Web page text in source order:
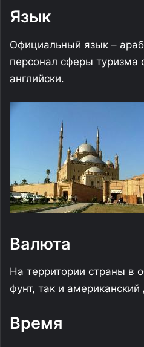
Язык
Официальный язык –
персонал сферы туризма
английски.
Валюта
На территории страны в
фунт, так и американский
Время